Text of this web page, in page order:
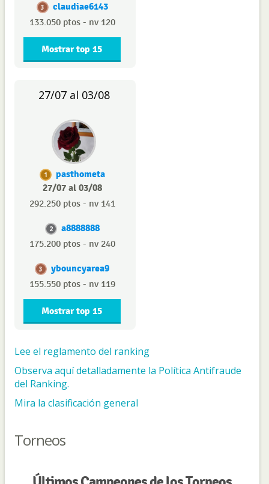
3 claudiae6143
133.050 ptos - nv 120
Mostrar top 15
27/07 al 03/08
1
pasthometa
27/07 al 03/08
292.250 ptos - nv 141
2 a8888888
175.200 ptos - nv 240
3 ybouncyarea9
155.550 ptos - nv 119
Mostrar top 15
Lee el reglamento del ranking
Observa aquí detalladamente la Política Antifraude
del Ranking.
Mira la clasificación general
Torneos